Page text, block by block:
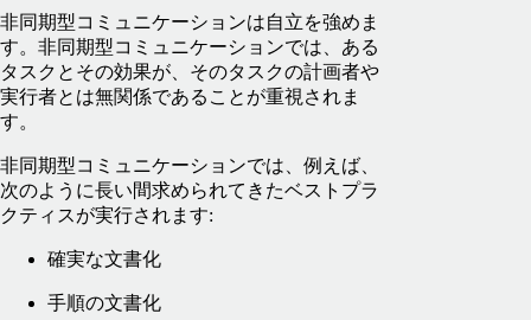
非同期型コミュニケーションは自立を強めま
す。非同期型コミュニケーションでは、ある
タスクとその効果が、そのタスクの計画者や
実行者とは無関係であることが重視されま
す。
非同期型コミュニケーションでは、例えば、
次のように長い間求められてきたベストプラ
クティスが実行されます:
確実な文書化
手順の文書化